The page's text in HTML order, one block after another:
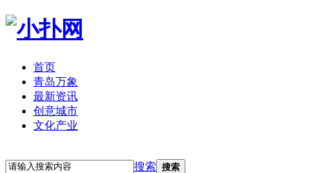
首页
青岛万象
最新资讯
创意城市
文化产业
搜索 搜索